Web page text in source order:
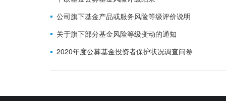
公司旗下基金产品或服务风险等级评价说明
关于旗下部分基金风险等级变动的通知
2020年度公募基金投资者保护状况调查问卷